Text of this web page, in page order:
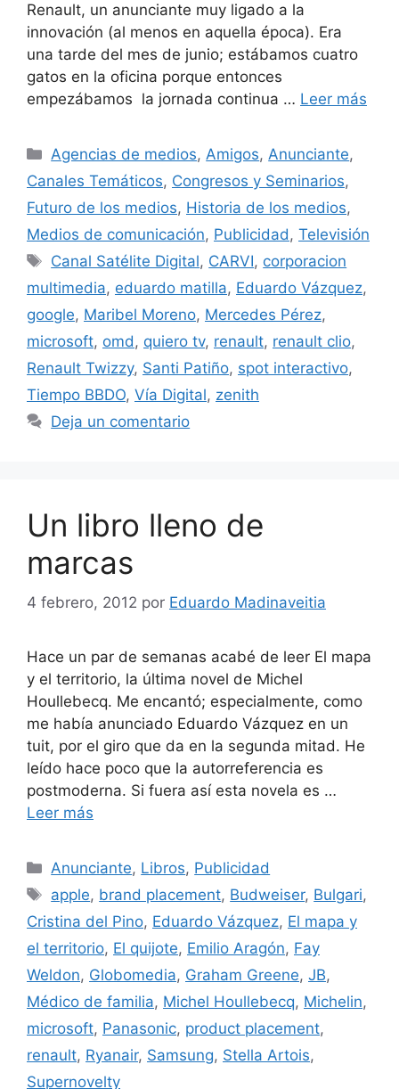
Renault, un anunciante muy ligado a la
innovación (al menos en aquella época). Era
una tarde del mes de junio; estábamos cuatro
gatos en la oficina porque entonces
empezábamos la jornada continua … Leer más
Categorías
Agencias de medios,Amigos,Anunciante,
Canales Temáticos, Congresos y Seminarios,
Futuro de los medios, Historia de los medios,
Medios de comunicación, Publicidad, Televisión
Etiquetas
Canal Satélite Digital, CARVI, corporacion
multimedia, eduardo matilla, Eduardo Vázquez,
google, Maribel Moreno, Mercedes Pérez,
microsoft, omd, quiero tv, renault, renault clio,
Renault Twizzy, Santi Patiño, spot interactivo,
Tiempo BBDO, Vía Digital, zenith
Deja un comentario
Un libro lleno de
marcas
4 febrero, 2012 por Eduardo Madinaveitia
Hace un par de semanas acabé de leer El mapa
y el territorio, la última novel de Michel
Houllebecq. Me encantó; especialmente, como
me había anunciado Eduardo Vázquez en un
tuit, por el giro que da en la segunda mitad. He
leído hace poco que la autorreferencia es
postmoderna. Si fuera así esta novela es …
Leer más
Categorías
Anunciante, Libros, Publicidad
Etiquetas
apple, brand placement, Budweiser, Bulgari,
Cristina del Pino, Eduardo Vázquez, El mapa y
el territorio, El quijote, Emilio Aragón, Fay
Weldon, Globomedia, Graham Greene, JB,
Médico de familia, Michel Houllebecq, Michelin,
microsoft, Panasonic, product placement,
renault, Ryanair, Samsung, Stella Artois,
Supernovelty